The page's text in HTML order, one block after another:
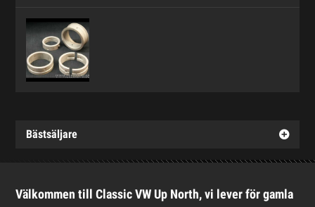
Bästsäljare
Välkommen till Classic VW Up North, vi lever för gamla